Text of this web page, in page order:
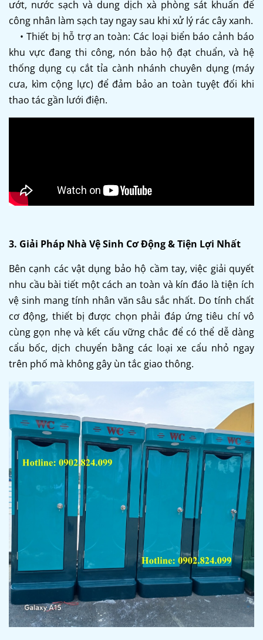
ướt, nước sạch và dung dịch xà phòng sát khuẩn để
công nhân làm sạch tay ngay sau khi xử lý rác cây xanh.
• Thiết bị hỗ trợ an toàn: Các loại biển báo cảnh báo
khu vực đang thi công, nón bảo hộ đạt chuẩn, và hệ
thống dụng cụ cắt tỉa cành nhánh chuyên dụng (máy
cưa, kìm cộng lực) để đảm bảo an toàn tuyệt đối khi
thao tác gần lưới điện.
3. Giải Pháp Nhà Vệ Sinh Cơ Động & Tiện Lợi Nhất
Bên cạnh các vật dụng bảo hộ cầm tay, việc giải quyết
nhu cầu bài tiết một cách an toàn và kín đáo là tiện ích
vệ sinh mang tính nhân văn sâu sắc nhất. Do tính chất
cơ động, thiết bị được chọn phải đáp ứng tiêu chí vô
cùng gọn nhẹ và kết cấu vững chắc để có thể dễ dàng
cẩu bốc, dịch chuyển bằng các loại xe cẩu nhỏ ngay
trên phố mà không gây ùn tắc giao thông.